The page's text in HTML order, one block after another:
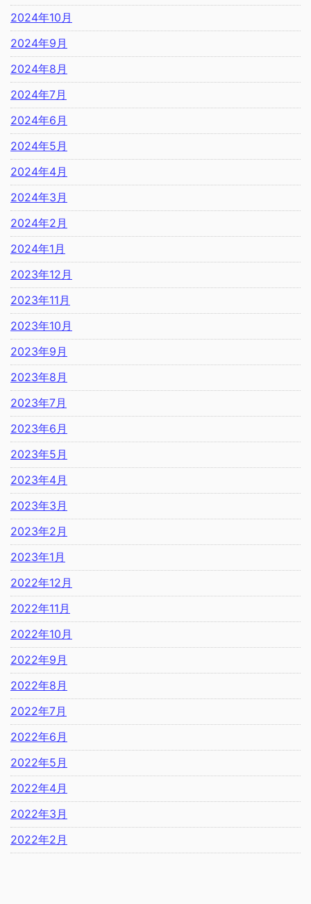
2024年10月
2024年9月
2024年8月
2024年7月
2024年6月
2024年5月
2024年4月
2024年3月
2024年2月
2024年1月
2023年12月
2023年11月
2023年10月
2023年9月
2023年8月
2023年7月
2023年6月
2023年5月
2023年4月
2023年3月
2023年2月
2023年1月
2022年12月
2022年11月
2022年10月
2022年9月
2022年8月
2022年7月
2022年6月
2022年5月
2022年4月
2022年3月
2022年2月